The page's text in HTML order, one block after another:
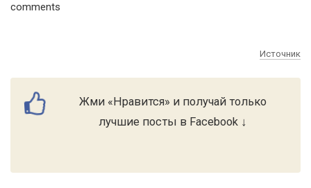
comments
Источник
Жми «Нравится» и получай только
лучшие посты в Facebook ↓